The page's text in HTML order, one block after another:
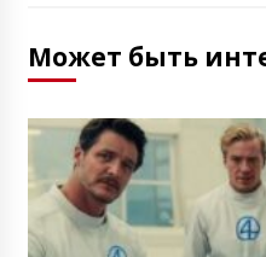
Может быть